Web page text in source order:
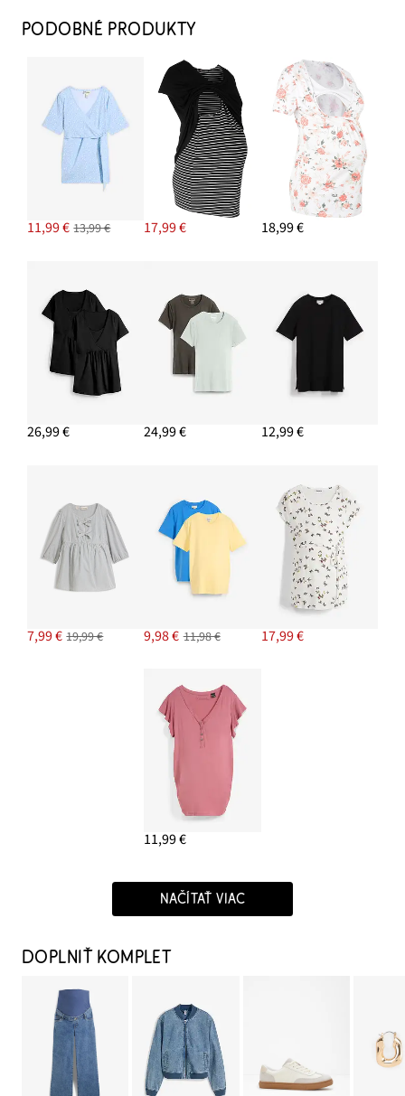
Tenisky retro
PRIDAŤ DO KOŠÍKA
Náušnice kruhy
11,99 €
PRIDAŤ DO KOŠÍKA
Materské džínsy z bio bavlny, Loose Fit
35,99 €
Materská podprsenka bez kostíc, s bio bavlnou (2 ks)
21,99 €
PRIDAŤ DO KOŠÍKA
PODOBNÉ PRODUKTY
11,99 € 13,99 € 17,99 € 18,99 €
26,99 € 24,99 € 12,99 €
7,99 € 19,99 € 9,98 € 11,98 € 17,99 €
11,99 €
NAČÍTAŤ VIAC
DOPLNIŤ KOMPLET